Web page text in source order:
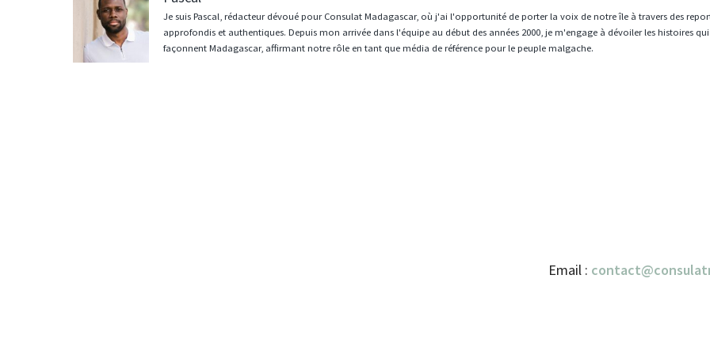
Je suis Pascal, rédacteur dévoué pour Consulat Madagascar, où j'ai l'opportunité de porter la voix de notre île à travers des
approfondis et authentiques. Depuis mon arrivée dans l'équipe au début des années 2000, je m'engage à dévoiler les histoires qui
façonnent Madagascar, affirmant notre rôle en tant que média de référence pour le peuple malgache.
Email :